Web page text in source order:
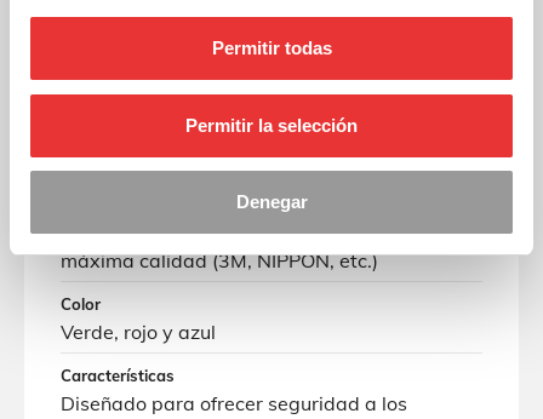
Permitir todas
Permitir la selección
Denegar
Descripción
Elemento para el balizamiento, de glorietas,
otro entorno urbano que lo requiera.
Cuerpo de polietileno de alta calidad
estabilizado frente a rayos UVA, que
incorpora dos bandas de reflexivo blanco de
máxima calidad (3M, NIPPON, etc.)
Color
Verde, rojo y azul
Características
Diseñado para ofrecer seguridad a los